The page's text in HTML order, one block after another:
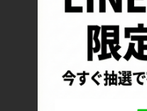
お支払い方法について
特定商取引法に基づく表記
プライバシーポリシー
ロッカーズについて